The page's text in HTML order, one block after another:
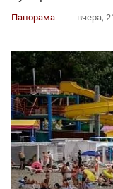
Панорама вчера,